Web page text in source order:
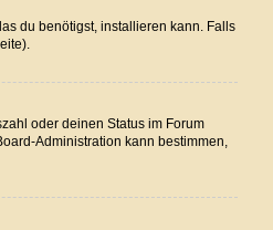
du benötigst, installieren kann. Falls
oder deinen Status im Forum
Administration kann bestimmen,